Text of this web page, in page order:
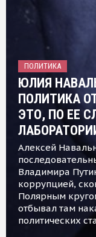
ПОЛИТИКА
ЮЛИЯ
ПОЛИТИКА
ЭТО, ПО ЕЕ
Алексей
Владимира
коррупцией,
Полярным
отбывал там
политических